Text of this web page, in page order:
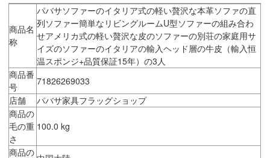
商品名
称
パバサソファーのイタリア式の軽い贅沢な本革ソファの直
列ソファー簡単なリビングルームU型ソファーの組み合わ
せアメリカ式の軽い贅沢な皮のソファーの別荘の家庭用サ
イズのソファーのイタリアの輸入ヘッド層の牛皮（輸入恒
温スポンジ+品質保証15年）の3人
商品番
号
71826269033
店舗
パバサ家具フラッグショップ
商品の
毛の重
さ
100.0 kg
商品の